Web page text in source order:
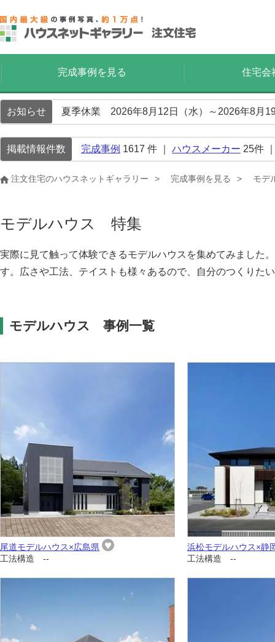
完成事例を見る 住宅会
お知らせ 夏季休業 2026年8月12日（水）～2026年8月
掲載情報件数 完成事例 1617 件 ｜ ハウスメーカー 25件
注文住宅のハウスネットギャラリー 完成事例を見る モデ
モデルハウス 特集
実際に見て触って体験できるモデルハウスを集めてみました
す。広さや工法、テイストも様々あるので、自分のつくりた
モデルハウス 事例一覧
尾道モデルハウス×広島県
工法構造 --
浜松モデルハウス×静
工法構造 --